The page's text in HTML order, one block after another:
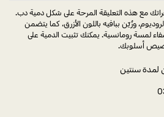
مع هذه التعليقة المرحة على شكل دمية دب.
وزُيّن ببافيه باللون الأزرق، كما يتضمن
لمسة رومانسية. يمكنك تثبيت الدمية على
أسلوبك.
لمدة سنتين